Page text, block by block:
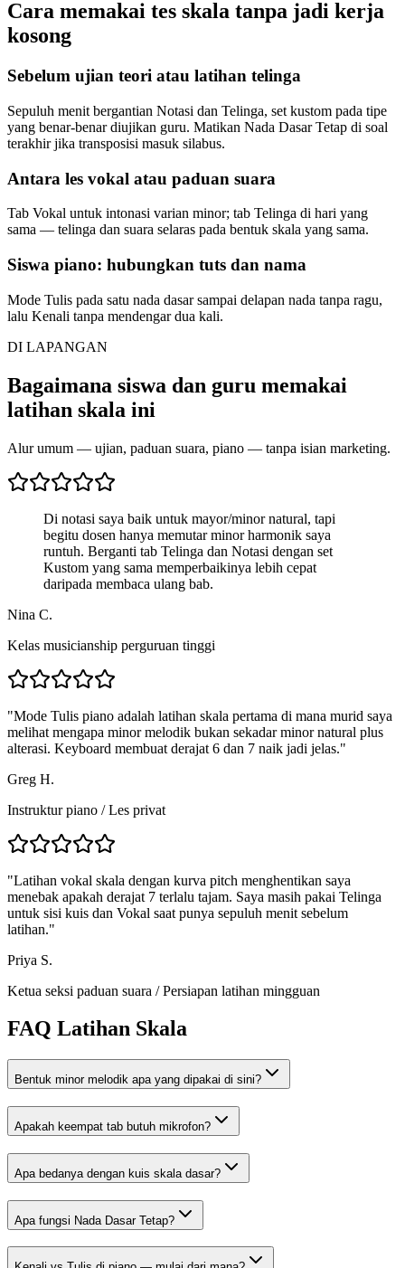
Cara memakai tes skala tanpa jadi kerja
kosong
Sebelum ujian teori atau latihan telinga
Sepuluh menit bergantian Notasi dan Telinga, set kustom pada tipe
yang benar-benar diujikan guru. Matikan Nada Dasar Tetap di soal
terakhir jika transposisi masuk silabus.
Antara les vokal atau paduan suara
Tab Vokal untuk intonasi varian minor; tab Telinga di hari yang
sama — telinga dan suara selaras pada bentuk skala yang sama.
Siswa piano: hubungkan tuts dan nama
Mode Tulis pada satu nada dasar sampai delapan nada tanpa ragu,
lalu Kenali tanpa mendengar dua kali.
DI LAPANGAN
Bagaimana siswa dan guru memakai
latihan skala ini
Alur umum — ujian, paduan suara, piano — tanpa isian marketing.
Di notasi saya baik untuk mayor/minor natural, tapi
begitu dosen hanya memutar minor harmonik saya
runtuh. Berganti tab Telinga dan Notasi dengan set
Kustom yang sama memperbaikinya lebih cepat
daripada membaca ulang bab.
Nina C.
Kelas musicianship perguruan tinggi
"Mode Tulis piano adalah latihan skala pertama di mana murid saya
melihat mengapa minor melodik bukan sekadar minor natural plus
alterasi. Keyboard membuat derajat 6 dan 7 naik jadi jelas."
Greg H.
Instruktur piano /Les privat
"Latihan vokal skala dengan kurva pitch menghentikan saya
menebak apakah derajat 7 terlalu tajam. Saya masih pakai Telinga
untuk sisi kuis dan Vokal saat punya sepuluh menit sebelum
latihan."
Priya S.
Ketua seksi paduan suara /Persiapan latihan mingguan
FAQ Latihan Skala
Bentuk minor melodik apa yang dipakai di sini?
Apakah keempat tab butuh mikrofon?
Apa bedanya dengan kuis skala dasar?
Apa fungsi Nada Dasar Tetap?